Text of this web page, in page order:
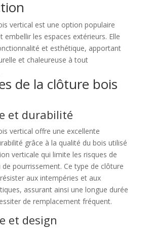
vertical est une option populaire
embellir les espaces extérieurs. Elle
et esthétique, apportant
et chaleureuse à tout
de la clôture bois
et durabilité
vertical offre une excellente
grâce à la qualité du bois utilisé
verticale qui limite les risques de
pourrissement. Ce type de clôture
aux intempéries et aux
assurant ainsi une longue durée
de remplacement fréquent.
et design